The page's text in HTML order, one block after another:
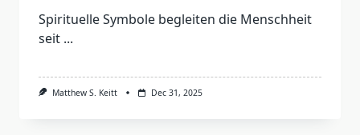
Spirituelle Symbole begleiten die Menschheit
seit ...
Matthew S. Keitt Dec 31, 2025